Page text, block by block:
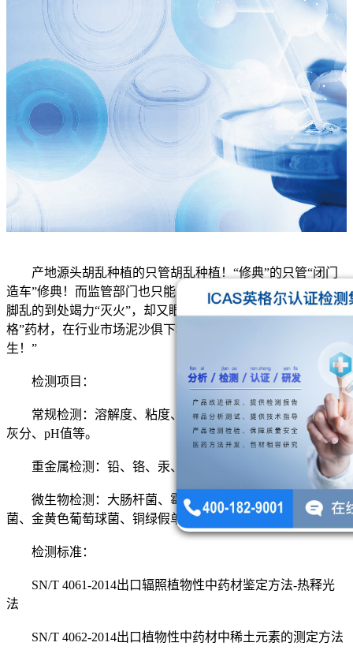
产地源头胡乱种植的只管胡乱种植！“修典”的只管“闭门
造车”修典！而监管部门也只能在中医药领域疲于奔命、手忙
脚乱的到处竭力“灭火”，却又眼睁睁地看着一批又一批“不合
格”药材，在行业市场泥沙俱下地“野火烧不尽，春风吹又
生！”
检测项目：
常规检测：溶解度、粘度、相对密度、凝点、干燥失重、
灰分、pH值等。
重金属检测：铅、铬、汞、砷、铜等。
微生物检测：大肠杆菌、霉菌、沙门氏菌、细菌、酵母
菌、金黄色葡萄球菌、铜绿假单胞菌等。
检测标准：
SN/T 4061-2014出口辐照植物性中药材鉴定方法-热释光
法
SN/T 4062-2014出口植物性中药材中稀土元素的测定方法